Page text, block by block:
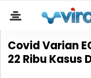
Covid Varian
22 Ribu Kasus